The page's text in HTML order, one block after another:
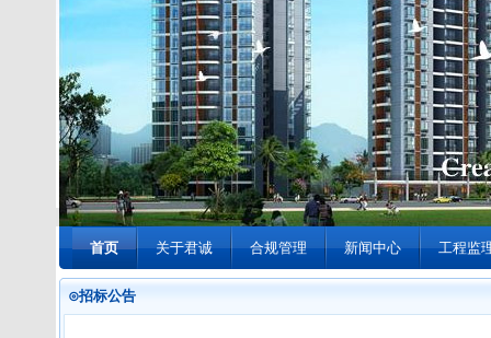
首页 关于君诚 合规管理 新闻中心 工程监
⊙招标公告